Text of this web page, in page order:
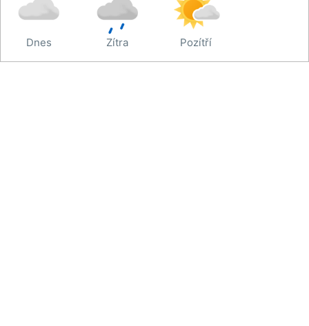
Dnes Zítra Pozítří